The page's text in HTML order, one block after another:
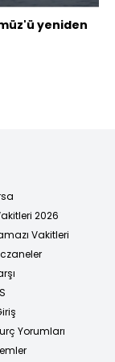
yeniden
2026
Vakitleri
Yorumları